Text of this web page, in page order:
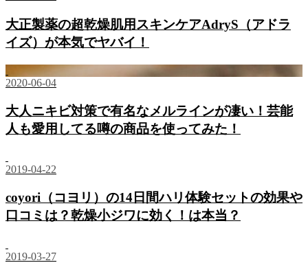
大正製薬の超乾燥肌用スキンケアAdryS（アドラ
イズ）が本気でヤバイ！
2020-06-04
大人ニキビ対策で有名なメルラインが凄い！芸能
人も愛用してる噂の商品を使ってみた！
2019-04-22
coyori（コヨリ）の14日間ハリ体験セットの効果や
口コミは？乾燥小ジワに効く！は本当？
2019-03-27